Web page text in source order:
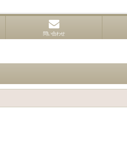
問い合わせ